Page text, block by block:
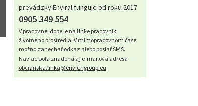
prevádzky Enviral funguje od roku 2017
0905 349 554
V pracovnej dobe je na linke pracovník
životného prostredia. V mimopracovnom čase
možno zanechať odkaz alebo poslať SMS.
Naviac bola zriadená aj e-mailová adresa
obcianska.linka@enviengroup.eu.